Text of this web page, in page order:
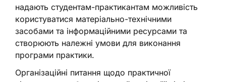
надають студентам-практикантам можливість
користуватися матеріально-технічними
засобами та інформаційними ресурсами та
створюють належні умови для виконання
програми практики.
Організаційні питання щодо практичної